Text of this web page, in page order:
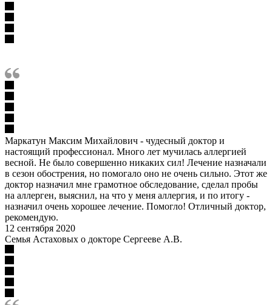
Маркатун Максим Михайлович - чудесный доктор и
настоящий профессионал. Много лет мучилась аллергией
весной. Не было совершенно никаких сил! Лечение назначали
в сезон обострения, но помогало оно не очень сильно. Этот же
доктор назначил мне грамотное обследование, сделал пробы
на аллерген, выяснил, на что у меня аллергия, и по итогу -
назначил очень хорошее лечение. Помогло! Отличный доктор,
рекомендую.
12 сентября 2020
Семья Астаховых о докторе Сергееве А.В.